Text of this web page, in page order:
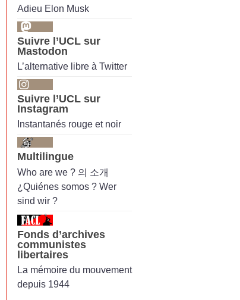
Adieu Elon Musk
Suivre l’UCL sur
Mastodon
L’alternative libre à Twitter
Suivre l’UCL sur
Instagram
Instantanés rouge et noir
Multilingue
Who are we ? 의 소개
¿Quiénes somos ? Wer
sind wir ?
Fonds d’archives
communistes
libertaires
La mémoire du mouvement
depuis 1944